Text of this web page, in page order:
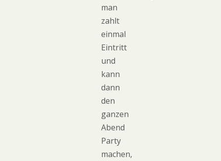
man
zahlt
einmal
Eintritt
und
kann
dann
den
ganzen
Abend
Party
machen,